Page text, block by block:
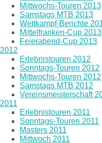
Mittwochs-Touren 2013
Samstags MTB 2013
Wettkampf-Berichte
Mittelfranken-Cup 2013
Feierabend-Cup 2013
2012
Erlebnistouren 2012
Sonntags-Touren 2012
Mittwochs-Touren 2012
Samstags MTB 2012
Vereinsmeisterschaft
2011
Erlebnistouren 2011
Sonntags-Touren 2011
Masters 2011
Mittwoch 2011